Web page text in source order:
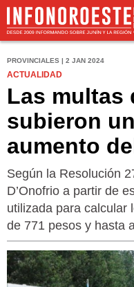
PROVINCIALES | 2 JAN 2024
ACTUALIDAD
Las multas
subieron
aumento
Según la Resolución
D’Onofrio a partir de
utilizada para calcular
de 771 pesos y hasta